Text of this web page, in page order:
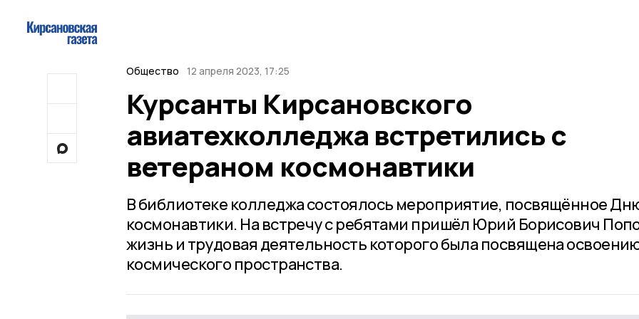
Общество 12 апреля 2023, 17:25
Курсанты Кирсановского
авиатехколледжа встретились с
ветераном космонавтики
В библиотеке колледжа состоялось мероприятие, посвящённое
космонавтики. На встречу с ребятами пришёл Юрий Борисович
жизнь и трудовая деятельность которого была посвящена
космического пространства.